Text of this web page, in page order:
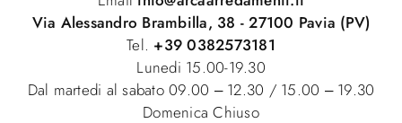
Via Alessandro Brambilla, 38 - 27100 Pavia (PV)
Tel. +39 0382573181
Lunedi 15.00-19.30
Dal martedi al sabato 09.00 – 12.30 / 15.00 – 19.30
Domenica Chiuso